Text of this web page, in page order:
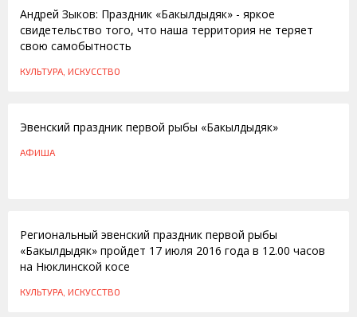
Андрей Зыков: Праздник «Бакылдыдяк» - яркое
свидетельство того, что наша территория не теряет
свою самобытность
КУЛЬТУРА, ИСКУССТВО
Эвенский праздник первой рыбы «Бакылдыдяк»
АФИША
Региональный эвенский праздник первой рыбы
«Бакылдыдяк» пройдет 17 июля 2016 года в 12.00 часов
на Нюклинской косе
КУЛЬТУРА, ИСКУССТВО